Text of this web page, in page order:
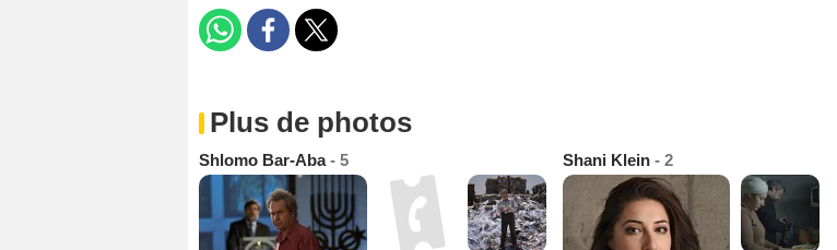
Plus de photos
Shlomo Bar-Aba- 5 Shani Klein - 2